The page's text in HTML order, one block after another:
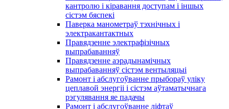
кантролю і кіравання доступам і іншых
сістэм бяспекі
Паверка манометраў тэхнічных і
электракантактных
Правядзенне электрафізічных
выпрабаванняў
Правядзенне аэрадынамічных
выпрабаванняў сістэм вентыляцыі
Рамонт і абслугоўванне прыбораў уліку
цеплавой энергіі і сістэм аўтаматычнага
рэгулявання яе падачы
Рамонт і абслугоўванне ліфтаў